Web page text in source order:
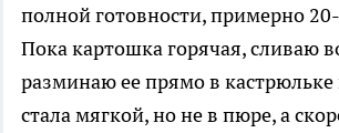
полной готовности, примерно
Пока картошка горячая, сливаю
разминаю ее прямо в
стала мягкой, но не в пюре, а